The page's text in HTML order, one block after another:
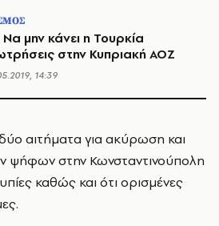
Να μην κάνει η Τουρκία
στην Κυπριακή ΑΟΖ
14:39
αιτήματα για ακύρωση και
ψήφων στην Κωνσταντινούπολη
καθώς και ότι ορισμένες